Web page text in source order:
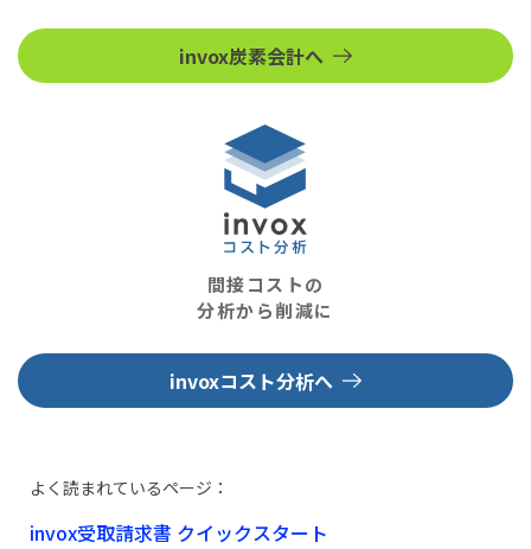
invox炭素会計へ
間接コストの
分析から削減に
invoxコスト分析へ
よく読まれているページ：
invox受取請求書 クイックスタート